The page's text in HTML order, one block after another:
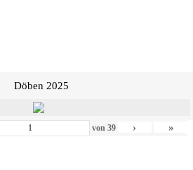
Döben 2025
von 39 › »